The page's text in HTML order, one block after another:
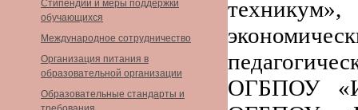
Стипендии и меры поддержки
обучающихся
Международное сотрудничество
Организация питания в
образовательной организации
Образовательные стандарты и
ОГБПОУ